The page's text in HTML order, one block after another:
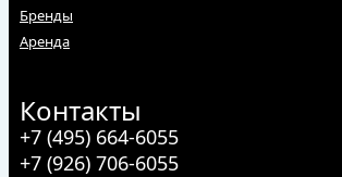
Бренды
Аренда
Контакты
+7 (495) 664-6055
+7 (926) 706-6055